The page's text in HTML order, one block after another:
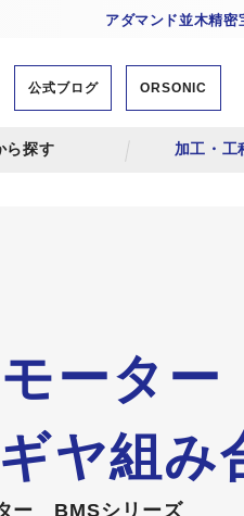
アダマンド並木精
ら探す 加工・工
公式ブログ ORSONIC
ーター
ヤ組み
ー BMSシリーズ